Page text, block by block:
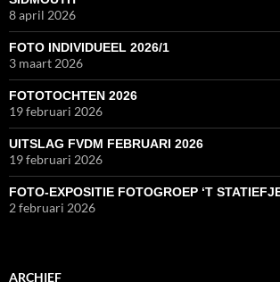
8 april 2026
FOTO INDIVIDUEEL 2026/1
3 maart 2026
FOTOTOCHTEN 2026
19 februari 2026
UITSLAG FVDM FEBRUARI 2026
19 februari 2026
FOTO-EXPOSITIE FOTOGROEP ‘T
2 februari 2026
ARCHIEF